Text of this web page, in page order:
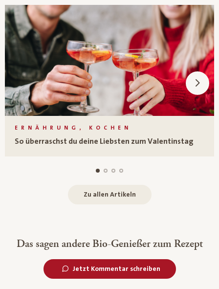
ERNÄHRUNG, KOCHEN
So überraschst du deine Liebsten zum Valentinstag
Zu allen Artikeln
Das sagen andere Bio-Genießer zum Rezept
Jetzt Kommentar schreiben